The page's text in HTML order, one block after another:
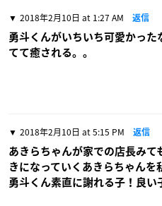
2018年2月10日 at 1:27 AM 返信
勇斗くんがいちいち可愛かっ
てて癒される。。
2018年2月10日 at 5:15 PM 返信
あきらちゃんが家での店長み
きになっていくあきらちゃんを
勇斗くん素直に謝れる子！良い